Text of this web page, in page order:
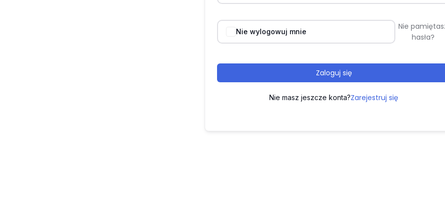
Nie wylogowuj mnie
Nie
hasła?
Zaloguj się
Nie masz jeszcze konta?Zarejestruj się